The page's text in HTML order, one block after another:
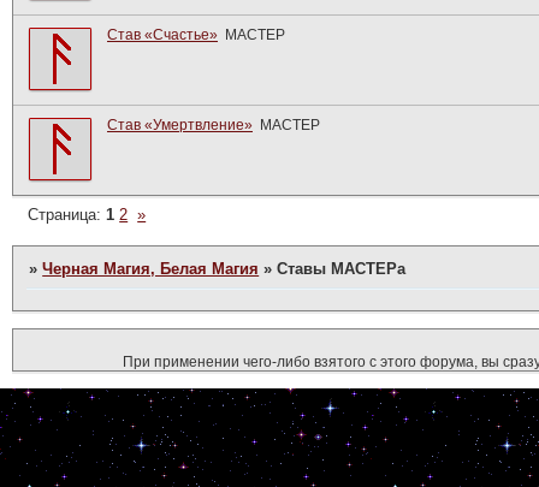
Став «Счастье» МАСТЕР
Став «Умертвление» МАСТЕР
Страница: 1 2 »
»Черная Магия, Белая Магия »Ставы МАСТЕРа
При применении чего-либо взятого с этого форума, вы